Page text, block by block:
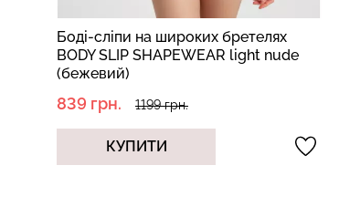
Боді безшовне з довгим рукавом
BODY LONGSLEEVE light nude
(бежевий)
874 грн. 1249 грн.
КУПИТИ